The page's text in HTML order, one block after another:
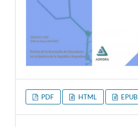
PDF HTML EPUB